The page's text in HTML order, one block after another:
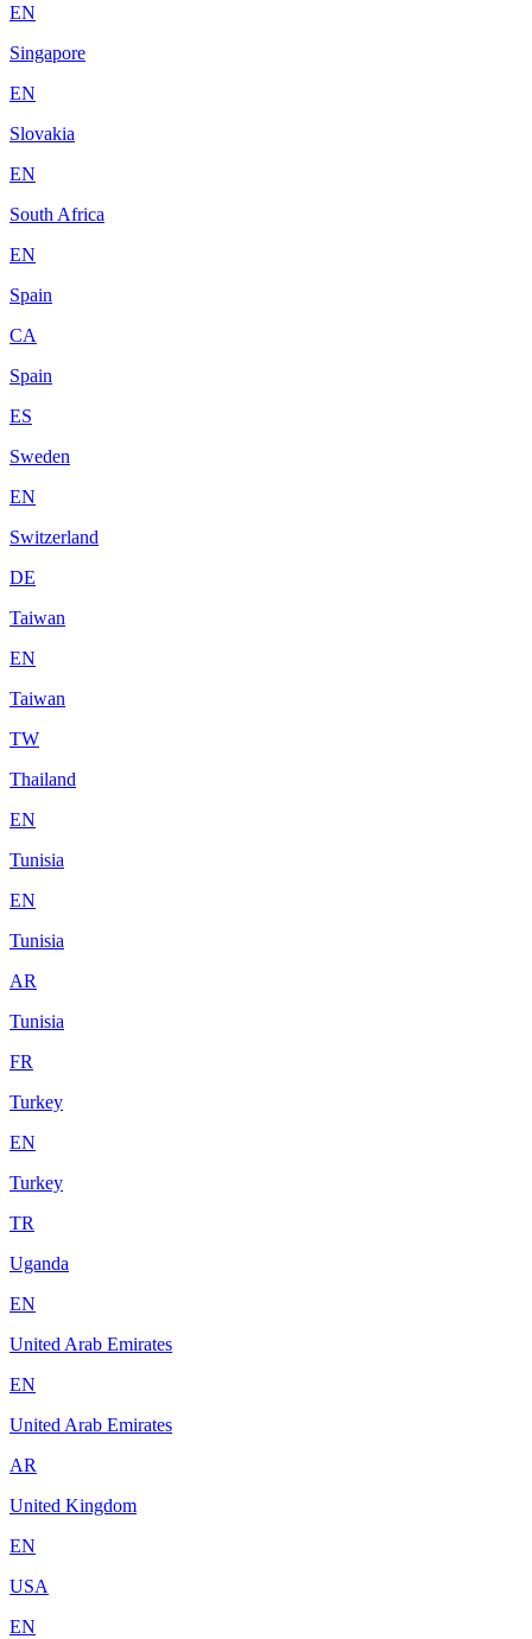
EN
Singapore
EN
Slovakia
EN
South Africa
EN
Spain
CA
Spain
ES
Sweden
EN
Switzerland
DE
Taiwan
EN
Taiwan
TW
Thailand
EN
Tunisia
EN
Tunisia
AR
Tunisia
FR
Turkey
EN
Turkey
TR
Uganda
EN
United Arab Emirates
EN
United Arab Emirates
AR
United Kingdom
EN
USA
EN